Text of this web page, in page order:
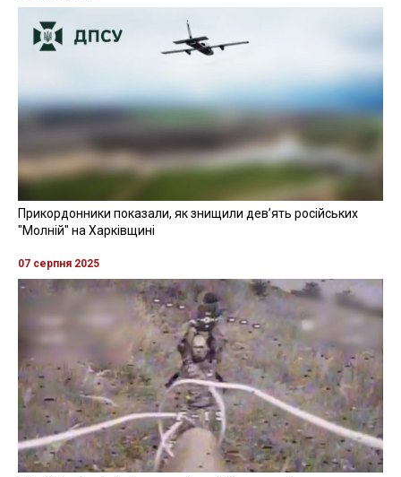
Прикордонники показали, як знищили девʼять російських
"Молній" на Харківщині
07 серпня 2025